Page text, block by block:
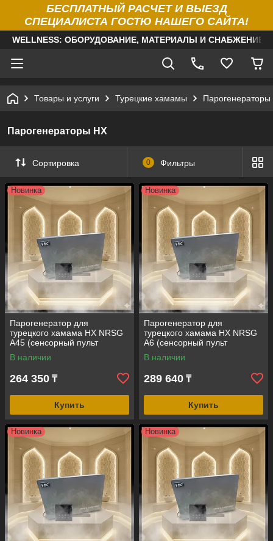
БЕСПЛАТНЫЙ РАСЧЕТ И ВЫЕЗД
СПЕЦИАЛИСТА ГОСТЮ НАШЕГО САЙТА!
WELLNESS: ОБОРУДОВАНИЕ, МАТЕРИАЛЫ И
Товары и услуги Турецкие хамамы
Парогенераторы HX
Сортировка 0 Фильтры
Новинка
Парогенератор для
турецкого хамама HX NRSG
A45 (сенсорный пульт
управления, мощность = 4,5
кВт, объем помещения = 2-6
В наличии
264 350 ₸
Купить
Новинка
Парогенератор для
турецкого хамама HX NRSG
A6 (сенсорный пульт
управления, мощность = 6
кВт, объем помещения = 4-8
В наличии
289 640 ₸
Купить
Новинка Новинка